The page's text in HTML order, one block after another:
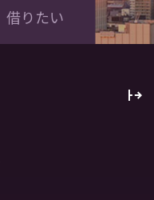
借りたい